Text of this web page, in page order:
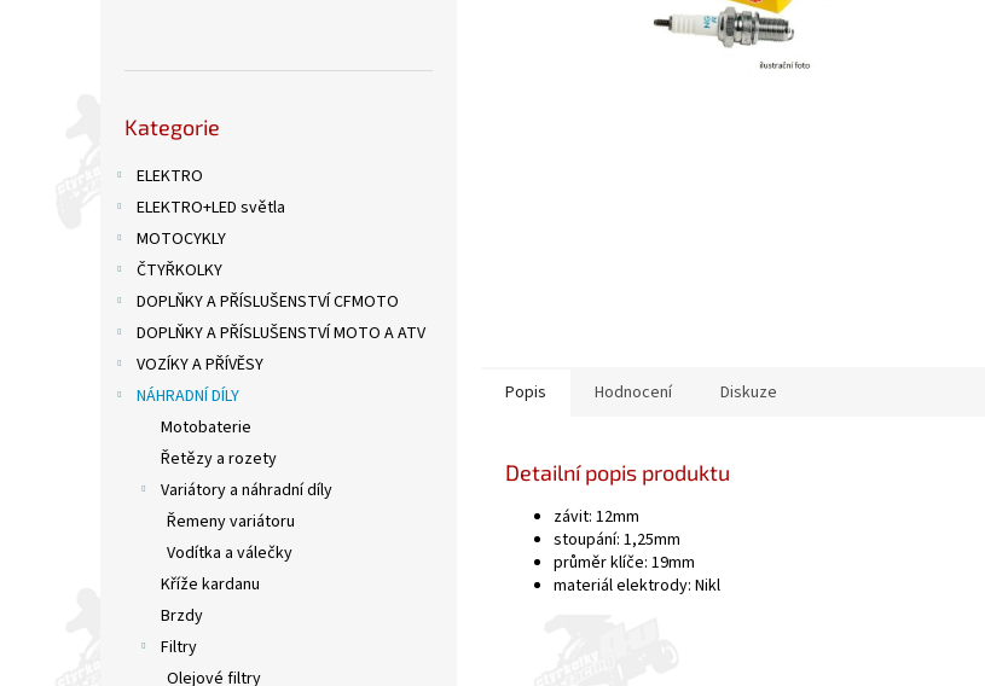
kategorie
Kategorie
ELEKTRO
ELEKTRO+LED světla
MOTOCYKLY
ČTYŘKOLKY
DOPLŇKY A PŘÍSLUŠENSTVÍ CFMOTO
DOPLŇKY A PŘÍSLUŠENSTVÍ MOTO A ATV
VOZÍKY A PŘÍVĚSY
NÁHRADNÍ DÍLY
Motobaterie
Řetězy a rozety
Variátory a náhradní díly
Řemeny variátoru
Vodítka a válečky
Kříže kardanu
Brzdy
Filtry
Olejové filtry
Popis Hodnocení Diskuze
Detailní popis produktu
závit: 12mm
stoupání: 1,25mm
průměr klíče: 19mm
materiál elektrody: Nikl